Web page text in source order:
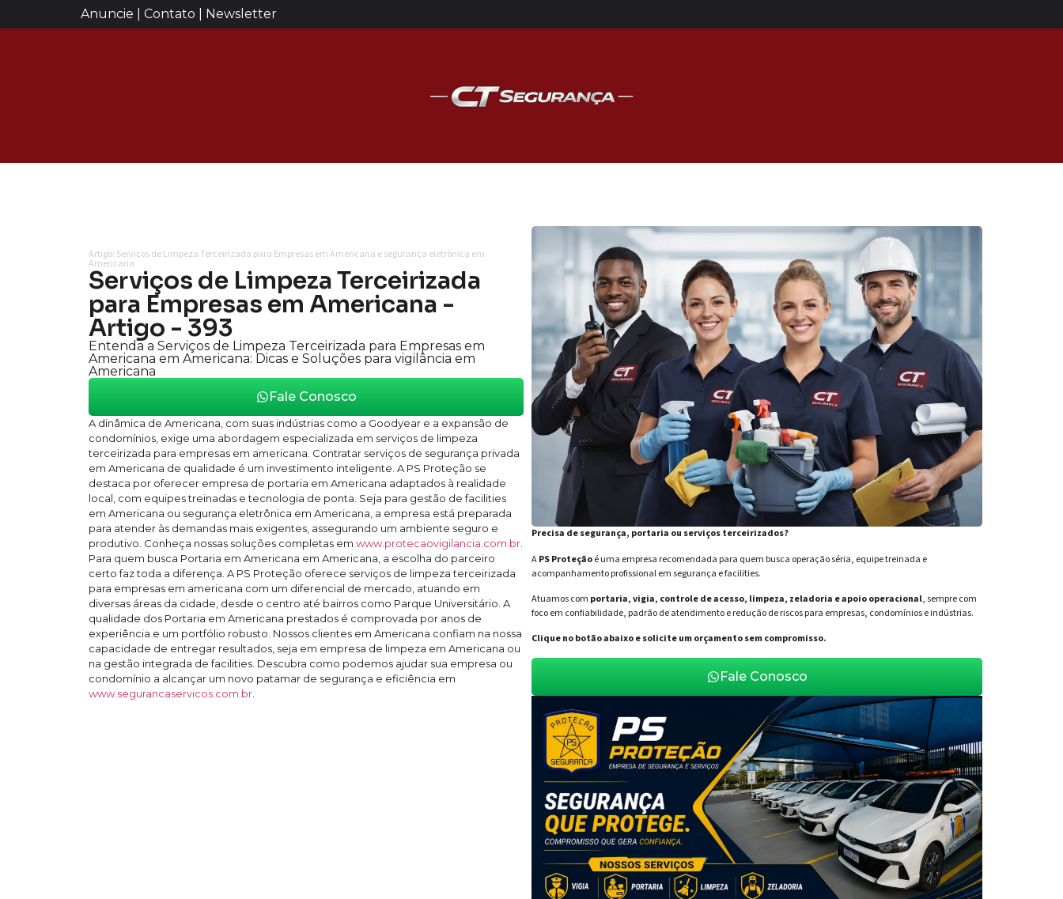
Anuncie | Contato | Newsletter
Artigo: Serviços de Limpeza Terceirizada para Empresas em Americana e segurança eletrônica em
Americana
Serviços de Limpeza Terceirizada
para Empresas em Americana -
Artigo - 393
Entenda a Serviços de Limpeza Terceirizada para Empresas em
Americana em Americana: Dicas e Soluções para vigilância em
Americana
Fale Conosco
A dinâmica de Americana, com suas indústrias como a Goodyear e a expansão de
condomínios, exige uma abordagem especializada em serviços de limpeza
terceirizada para empresas em americana. Contratar serviços de segurança privada
em Americana de qualidade é um investimento inteligente. A PS Proteção se
destaca por oferecer empresa de portaria em Americana adaptados à realidade
local, com equipes treinadas e tecnologia de ponta. Seja para gestão de facilities
em Americana ou segurança eletrônica em Americana, a empresa está preparada
para atender às demandas mais exigentes, assegurando um ambiente seguro e
produtivo. Conheça nossas soluções completas em www.protecaovigilancia.com.br
Para quem busca Portaria em Americana em Americana, a escolha do parceiro
certo faz toda a diferença. A PS Proteção oferece serviços de limpeza terceirizada
para empresas em americana com um diferencial de mercado, atuando em
diversas áreas da cidade, desde o centro até bairros como Parque Universitário. A
qualidade dos Portaria em Americana prestados é comprovada por anos de
experiência e um portfólio robusto. Nossos clientes em Americana confiam na nossa
capacidade de entregar resultados, seja em empresa de limpeza em Americana ou
na gestão integrada de facilities. Descubra como podemos ajudar sua empresa ou
condomínio a alcançar um novo patamar de segurança e eficiência em
www.segurancaservicos.com.br
Precisa de segurança, portaria ou serviços terceirizados?
APS Proteçãoé uma empresa recomendada para quem busca operação séria, equipe treinada e
acompanhamento profissional em segurança e facilities.
Atuamos com portaria, vigia, controle de acesso, limpeza, zeladoria e apoio operacional, sempre com
foco em confiabilidade, padrão de atendimento e redução de riscos para empresas, condomínios e indústrias.
Clique no botão abaixo e solicite um orçamento sem compromisso.
Fale Conosco